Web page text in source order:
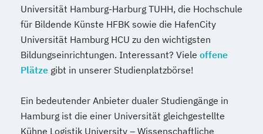
Universität Hamburg-Harburg TUHH, die Hochschule
für Bildende Künste HFBK sowie die HafenCity
Universität Hamburg HCU zu den wichtigsten
Bildungseinrichtungen. Interessant? Viele offene
Plätze gibt in unserer Studienplatzbörse!
Ein bedeutender Anbieter dualer Studiengänge in
Hamburg ist die einer Universität gleichgestellte
Kühne Logistik University – Wissenschaftliche